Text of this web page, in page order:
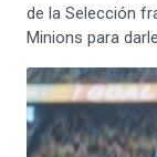
de la Selección
Minions para